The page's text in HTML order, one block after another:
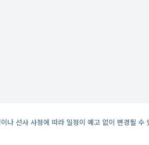
나 선사 사정에 따라 일정이 예고 없이 변경될 수